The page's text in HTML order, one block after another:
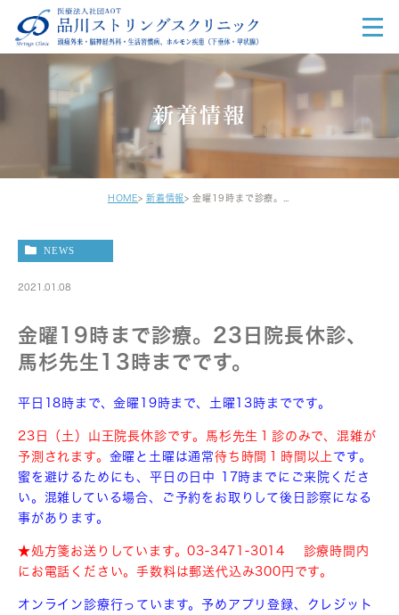
新着情報
HOME 新着情報
NEWS
2021.01.08
金曜19時まで診療。23日院長休診、
馬杉先生13時までです。
平日18時まで、金曜19時まで、土曜13時までです。
23日（土）山王院長休診です。馬杉先生１診のみで、混雑が
予測されます。 金曜と土曜は通常待ち時間１時間以上 です。
蜜を避けるためにも、平日の日中 17時までにご来院くださ
い。混雑している場合、ご予約をお取りして後日診察になる
事があります。
★処方箋お送りしています。03-3471-3014 診療時間内
にお電話ください。手数料は郵送代込み300円です。
オンライン診療行っています。予めアプリ登録、クレジット